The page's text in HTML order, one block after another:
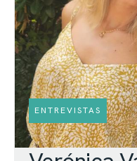
ENTREVISTAS